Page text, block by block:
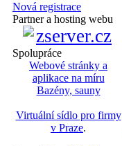
Nová registrace
Partner a hosting webu
Spolupráce
Webové stránky a
aplikace na míru
Bazény, sauny
Virtuální sídlo pro firmy
v Praze.